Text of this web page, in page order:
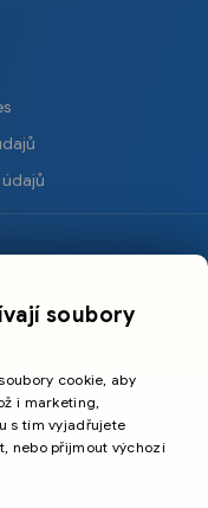
soubory
cookie, aby
i marketing,
s tím vyjadřujete
nebo přijmout výchozí